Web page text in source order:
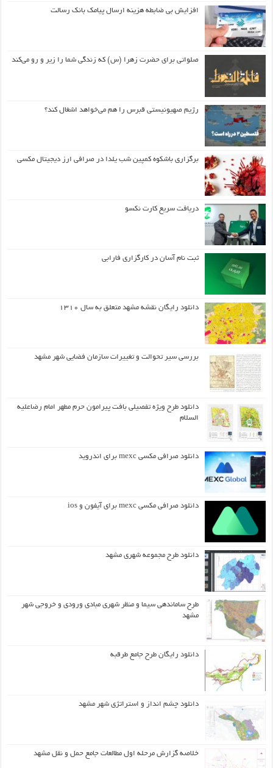
افزایش بی ضابطه هزینه ارسال پیامک بانک رسالت
صلواتی برای حضرت زهرا (س) که زندگی شما را زیر و رو می‌کند
رژیم صهیونیستی قبرس را هم می‌خواهد اشغال کند؟
برگزاری باشکوه کمپین شب یلدا در صرافی ارز دیجیتال مکسی
دریافت سریع کارت نکسو
ثبت نام آسان در کارگزاری فارابی
دانلود رایگان نقشه مشهد متعلق به سال ۱۳۱۰
بررسی سیر تحوالت و تغییرات سازمان فضایی شهر مشهد
دانلود طرح ويژه تفصيلي بافت پيرامون حرم مطهر امام رضاعليه
السلام
دانلود صرافی مکسی mexc برای اندروید
دانلود صرافی مکسی mexc برای آیفون و ios
دانلود طرح مجموعه شهری مشهد
طرح ساماندهی سیما و منظر شهری مبادی ورودی و خروجی شهر
مشهد
دانلود رایگان طرح جامع طرقبه
دانلود چشم انداز و استراتژی شهر مشهد
خلاصه گزارش مرحله اول مطالعات جامع حمل و نقل مشهد